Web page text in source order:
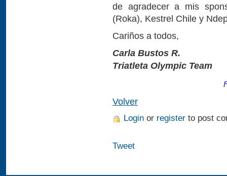
de agradecer a mis
(Roka), Kestrel Chile y
Cariños a todos,
Carla Bustos R.
Triatleta Olympic Team
Volver
Login or register to post
Tweet